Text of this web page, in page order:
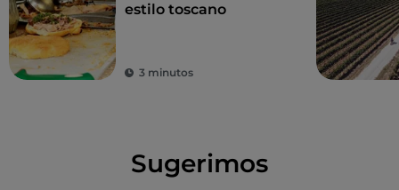
estilo toscano
3 minutos
Sugerimos